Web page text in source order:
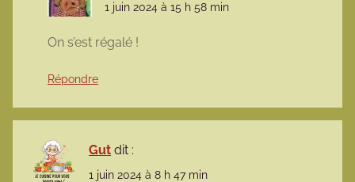
1 juin 2024 à 15 h 58 min
On s’est régalé !
Répondre
Gut dit :
1 juin 2024 à 8 h 47 min